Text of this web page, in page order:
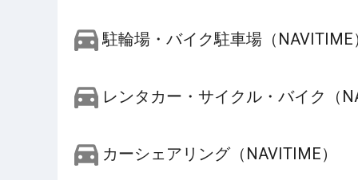
駐輪場・バイク駐車場（NAVITIME
レンタカー・サイクル・バイク（
カーシェアリング（NAVITIME）